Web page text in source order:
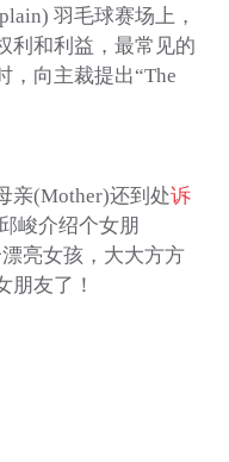
羽毛球赛场上，
利和利益，最常见的
，向主裁提出“The
亲(Mother)还到处诉
峻介绍个女朋
亮女孩，大大方方
朋友了！